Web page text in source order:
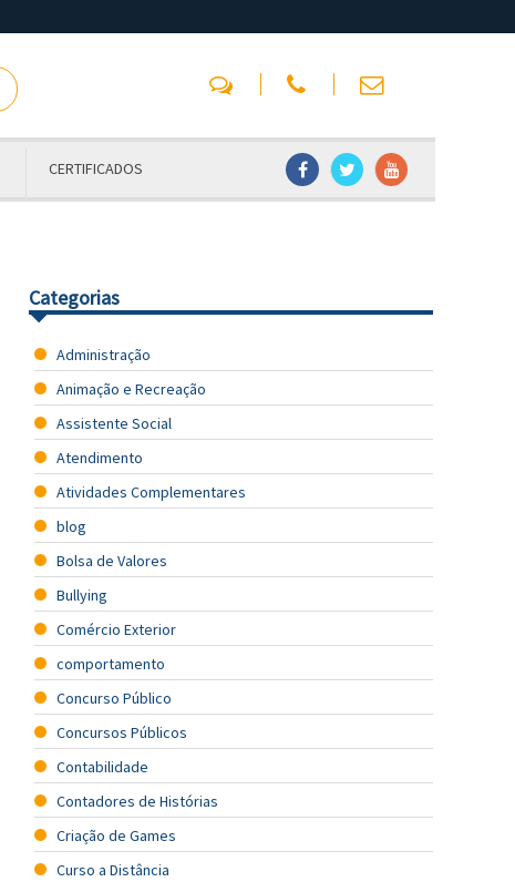
CERTIFICADOS
Categorias
Administração
Animação e Recreação
Assistente Social
Atendimento
Atividades Complementares
blog
Bolsa de Valores
Bullying
Comércio Exterior
comportamento
Concurso Público
Concursos Públicos
Contabilidade
Contadores de Histórias
Criação de Games
Curso a Distância